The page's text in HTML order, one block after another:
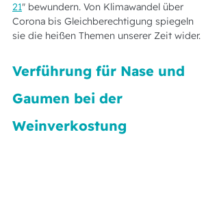
21" bewundern. Von Klimawandel über
Corona bis Gleichberechtigung spiegeln
sie die heißen Themen unserer Zeit wider.
Verführung für Nase und
Gaumen bei der
Weinverkostung